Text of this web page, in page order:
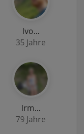
Ivo…
35 Jahre
Irm…
79 Jahre